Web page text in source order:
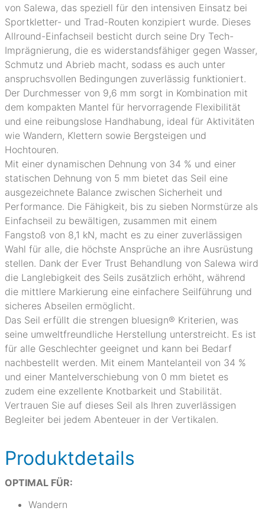
von Salewa, das speziell für den intensiven Einsatz bei
Sportkletter- und Trad-Routen konzipiert wurde. Dieses
Allround-Einfachseil besticht durch seine Dry Tech-
Imprägnierung, die es widerstandsfähiger gegen Wasser,
Schmutz und Abrieb macht, sodass es auch unter
anspruchsvollen Bedingungen zuverlässig funktioniert.
Der Durchmesser von 9,6 mm sorgt in Kombination mit
dem kompakten Mantel für hervorragende Flexibilität
und eine reibungslose Handhabung, ideal für Aktivitäten
wie Wandern, Klettern sowie Bergsteigen und
Hochtouren.
Mit einer dynamischen Dehnung von 34 % und einer
statischen Dehnung von 5 mm bietet das Seil eine
ausgezeichnete Balance zwischen Sicherheit und
Performance. Die Fähigkeit, bis zu sieben Normstürze als
Einfachseil zu bewältigen, zusammen mit einem
Fangstoß von 8,1 kN, macht es zu einer zuverlässigen
Wahl für alle, die höchste Ansprüche an ihre Ausrüstung
stellen. Dank der Ever Trust Behandlung von Salewa wird
die Langlebigkeit des Seils zusätzlich erhöht, während
die mittlere Markierung eine einfachere Seilführung und
sicheres Abseilen ermöglicht.
Das Seil erfüllt die strengen bluesign® Kriterien, was
seine umweltfreundliche Herstellung unterstreicht. Es ist
für alle Geschlechter geeignet und kann bei Bedarf
nachbestellt werden. Mit einem Mantelanteil von 34 %
und einer Mantelverschiebung von 0 mm bietet es
zudem eine exzellente Knotbarkeit und Stabilität.
Vertrauen Sie auf dieses Seil als Ihren zuverlässigen
Begleiter bei jedem Abenteuer in der Vertikalen.
Produktdetails
OPTIMAL FÜR:
Wandern